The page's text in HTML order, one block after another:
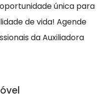
única para
de vida! Agende
da Auxiliadora